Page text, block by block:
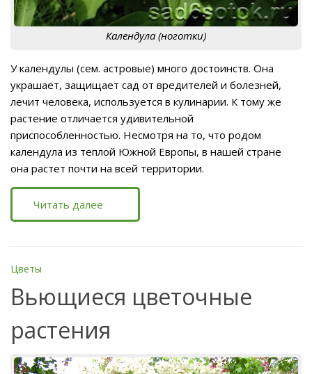
Календула (ноготки)
У календулы (сем. астровые) много достоинств. Она
украшает, защищает сад от вредителей и болезней,
лечит человека, используется в кулинарии. К тому же
растение отличается удивительной
приспособленностью. Несмотря на то, что родом
календула из теплой Южной Европы, в нашей стране
она растет почти на всей территории.
Читать далее
Цветы
Вьющиеся цветочные
растения